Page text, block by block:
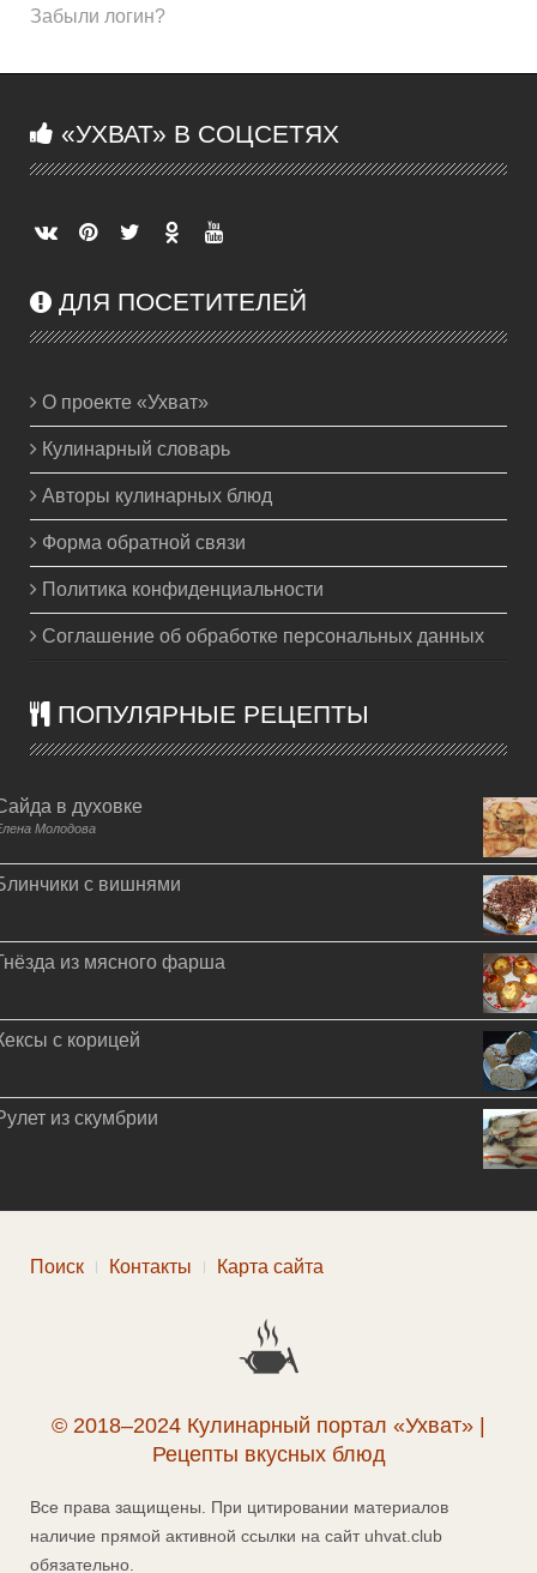
Забыли логин?
«УХВАТ» В СОЦСЕТЯХ
ДЛЯ ПОСЕТИТЕЛЕЙ
О проекте «Ухват»
Кулинарный словарь
Авторы кулинарных блюд
Форма обратной связи
Политика конфиденциальности
Соглашение об обработке персональных данных
ПОПУЛЯРНЫЕ РЕЦЕПТЫ
в духовке
Молодова
с вишнями
из мясного фарша
с корицей
из скумбрии
Поиск Контакты Карта сайта
© 2018–2024 Кулинарный портал «Ухват» |
Рецепты вкусных блюд
Все права защищены. При цитировании материалов
наличие прямой активной ссылки на сайт uhvat.club
обязательно.